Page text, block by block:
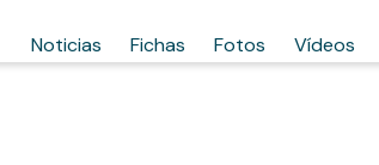
Noticias Fichas Fotos Vídeos